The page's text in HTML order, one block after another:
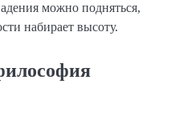
можно подняться,
набирает высоту.